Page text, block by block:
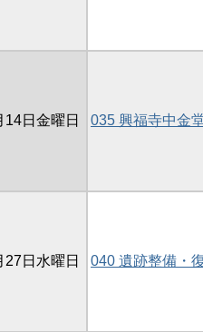
14日金曜日 035 興福寺中金
27日水曜日 040 遺跡整備・